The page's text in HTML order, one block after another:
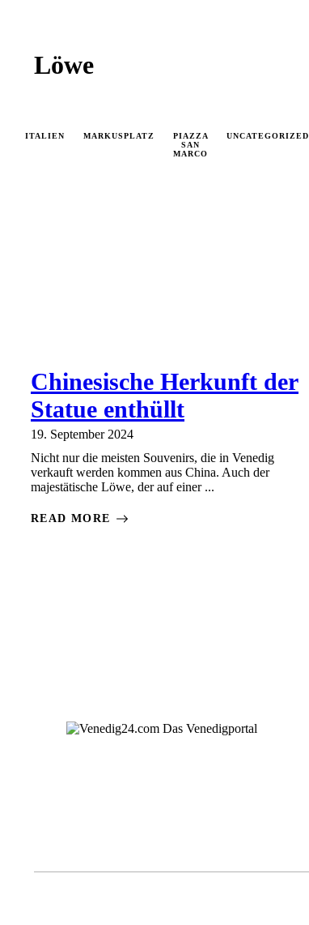
Löwe
ITALIEN MARKUSPLATZ
PIAZZA
SAN
MARCO
UNCATEGORIZED
Chinesische Herkunft der
Statue enthüllt
19. September 2024
Nicht nur die meisten Souvenirs, die in Venedig
verkauft werden kommen aus China. Auch der
majestätische Löwe, der auf einer ...
READ MORE